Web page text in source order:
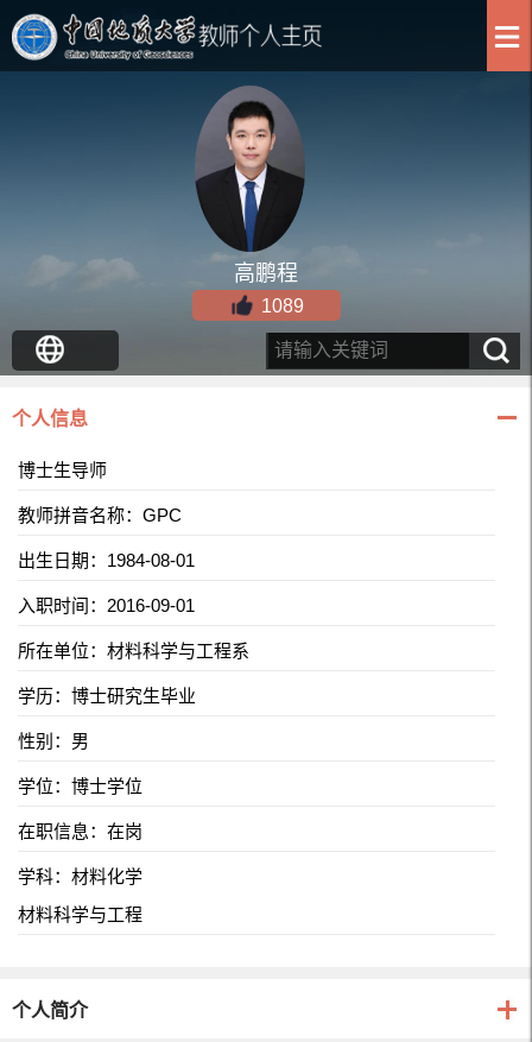
高鹏程
1089
个人信息
博士生导师
教师拼音名称：GPC
出生日期：1984-08-01
入职时间：2016-09-01
所在单位：材料科学与工程系
学历：博士研究生毕业
性别：男
学位：博士学位
在职信息：在岗
学科：材料化学
材料科学与工程
个人简介